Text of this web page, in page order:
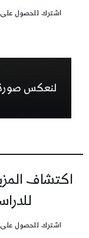
اشترك للحصول على
لنعكس صورة
اكتشاف
اشترك للحصول على